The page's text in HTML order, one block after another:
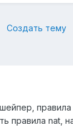
Создать тему
правила nat,